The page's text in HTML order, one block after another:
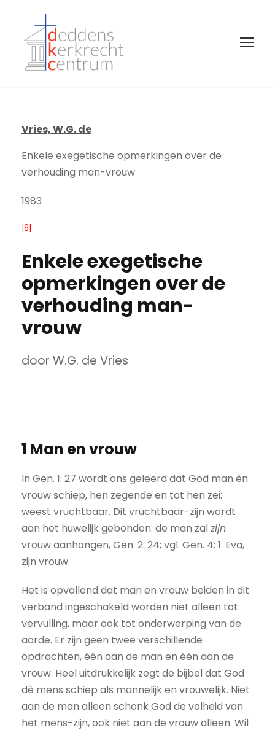
Vries, W.G. de
Enkele exegetische opmerkingen over de
verhouding man-vrouw
1983
|6|
Enkele exegetische
opmerkingen over de
verhouding man-
vrouw
door W.G. de Vries
1 Man en vrouw
In Gen. 1: 27 wordt ons geleerd dat God man èn
vrouw schiep, hen zegende en tot hen zei:
weest vruchtbaar. Dit vruchtbaar-zijn wordt
aan het huwelijk gebonden: de man zal zijn
vrouw aanhangen, Gen. 2: 24; vgl. Gen. 4: 1: Eva,
zijn vrouw.
Het is opvallend dat man en vrouw beiden in dit
verband ingeschakeld worden niet alleen tot
vervulling, maar ook tot onderwerping van de
aarde. Er zijn geen twee verschillende
opdrachten, één aan de man en één aan de
vrouw. Heel uitdrukkelijk zegt de bijbel dat God
dè mens schiep als mannelijk en vrouwelijk. Niet
aan de man alleen schonk God de volheid van
het mens-zijn, ook niet aan de vrouw alleen. Wil